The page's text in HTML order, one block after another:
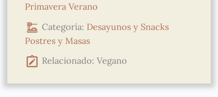
Primavera Verano
Categoría: Desayunos y Snacks
Postres y Masas
Relacionado: Vegano